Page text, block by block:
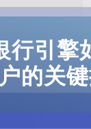
行引擎
的关